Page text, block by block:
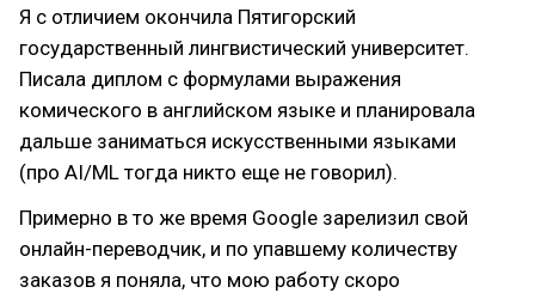
Я с отличием окончила Пятигорский
государственный лингвистический университет.
Писала диплом с формулами выражения
комического в английском языке и планировала
дальше заниматься искусственными языками
(про AI/ML тогда никто еще не говорил).
Примерно в то же время Google зарелизил свой
онлайн-переводчик, и по упавшему количеству
заказов я поняла, что мою работу скоро